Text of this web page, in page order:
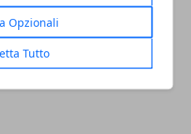
Opzionali
Tuttouna newsletter